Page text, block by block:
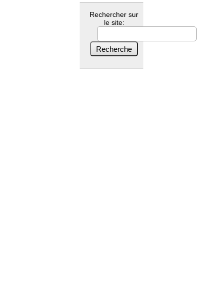
Rechercher sur
le site: